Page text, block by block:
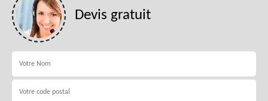
Devis gratuit